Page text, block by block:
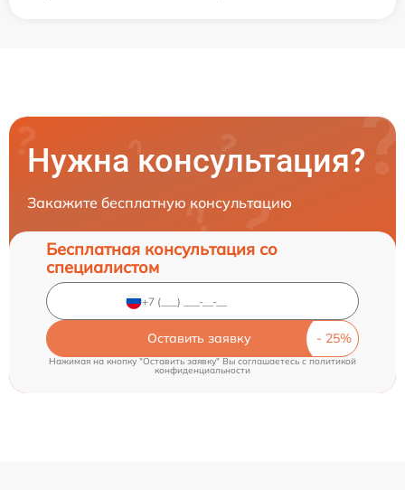
Нужна консультация?
Закажите бесплатную консультацию
Бесплатная консультация со
специалистом
Оставить заявку
Нажимая на кнопку "Оставить заявку" Вы соглашаетесь c политикой
конфиденциальности